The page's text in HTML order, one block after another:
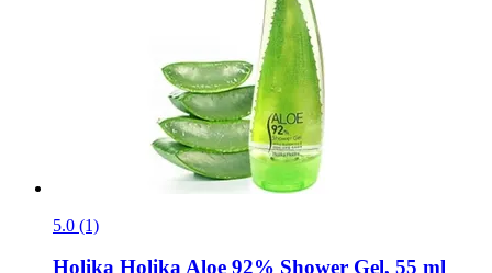
5.0 (1)
Holika HolikaAloe 92% Shower Gel, 55 ml